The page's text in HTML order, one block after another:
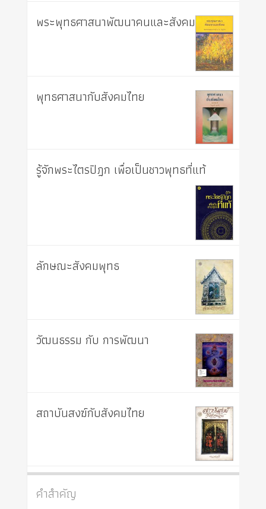
พระพุทธศาสนาพัฒนาคนและสังคม
พุทธศาสนากับสังคมไทย
รู้จักพระไตรปิฎก เพื่อเป็นชาวพุทธที่แท้
ลักษณะสังคมพุทธ
วัฒนธรรม กับ การพัฒนา
สถาบันสงฆ์กับสังคมไทย
คำสำคัญ